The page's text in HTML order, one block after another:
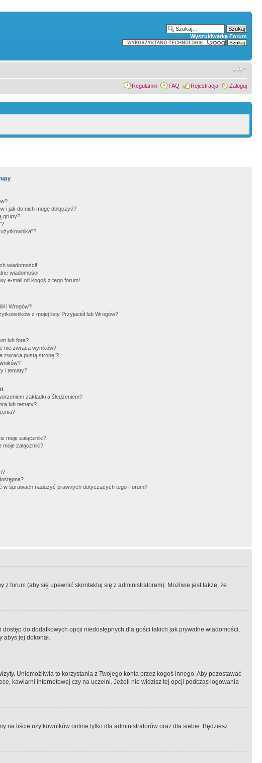
Wyszukiwarka Forum
Regulamin FAQ Rejestracja Zaloguj
i jak do nich mogę dołączyć?
grupy?
wiadomości!
wiadomości!
e-mail od kogoś z tego forum!
i Wrogów?
z mojej listy Przyjaciół lub Wrogów?
lub fora?
nie zwraca wyników?
zwraca pustą stronę!?
i tematy?
zakładki a śledzeniem?
lub tematy?
moje załączniki?
załączniki?
w sprawach nadużyć prawnych dotyczących tego Forum?
z forum (aby się upewnić skontaktuj się z administratorem). Możliwe jest także, że
do dodatkowych opcji niedostępnych dla gości takich jak prywatne wiadomości,
abyś jej dokonał.
Uniemożliwia to korzystania z Twojego konta przez kogoś innego. Aby pozostawać
kawiarni internetowej czy na uczelni. Jeżeli nie widzisz tej opcji podczas logowania
na liście użytkowników online tylko dla administratorów oraz dla siebie. Będziesz